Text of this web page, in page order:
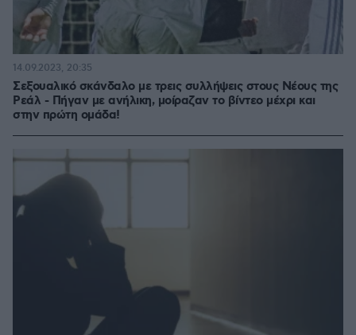
Σεξουαλικό σκάνδαλο με τρεις συλλήψεις στους Νέους της
Ρεάλ - Πήγαν με ανήλικη, μοίραζαν το βίντεο μέχρι και
στην πρώτη ομάδα!
14.09.2023, 20:35